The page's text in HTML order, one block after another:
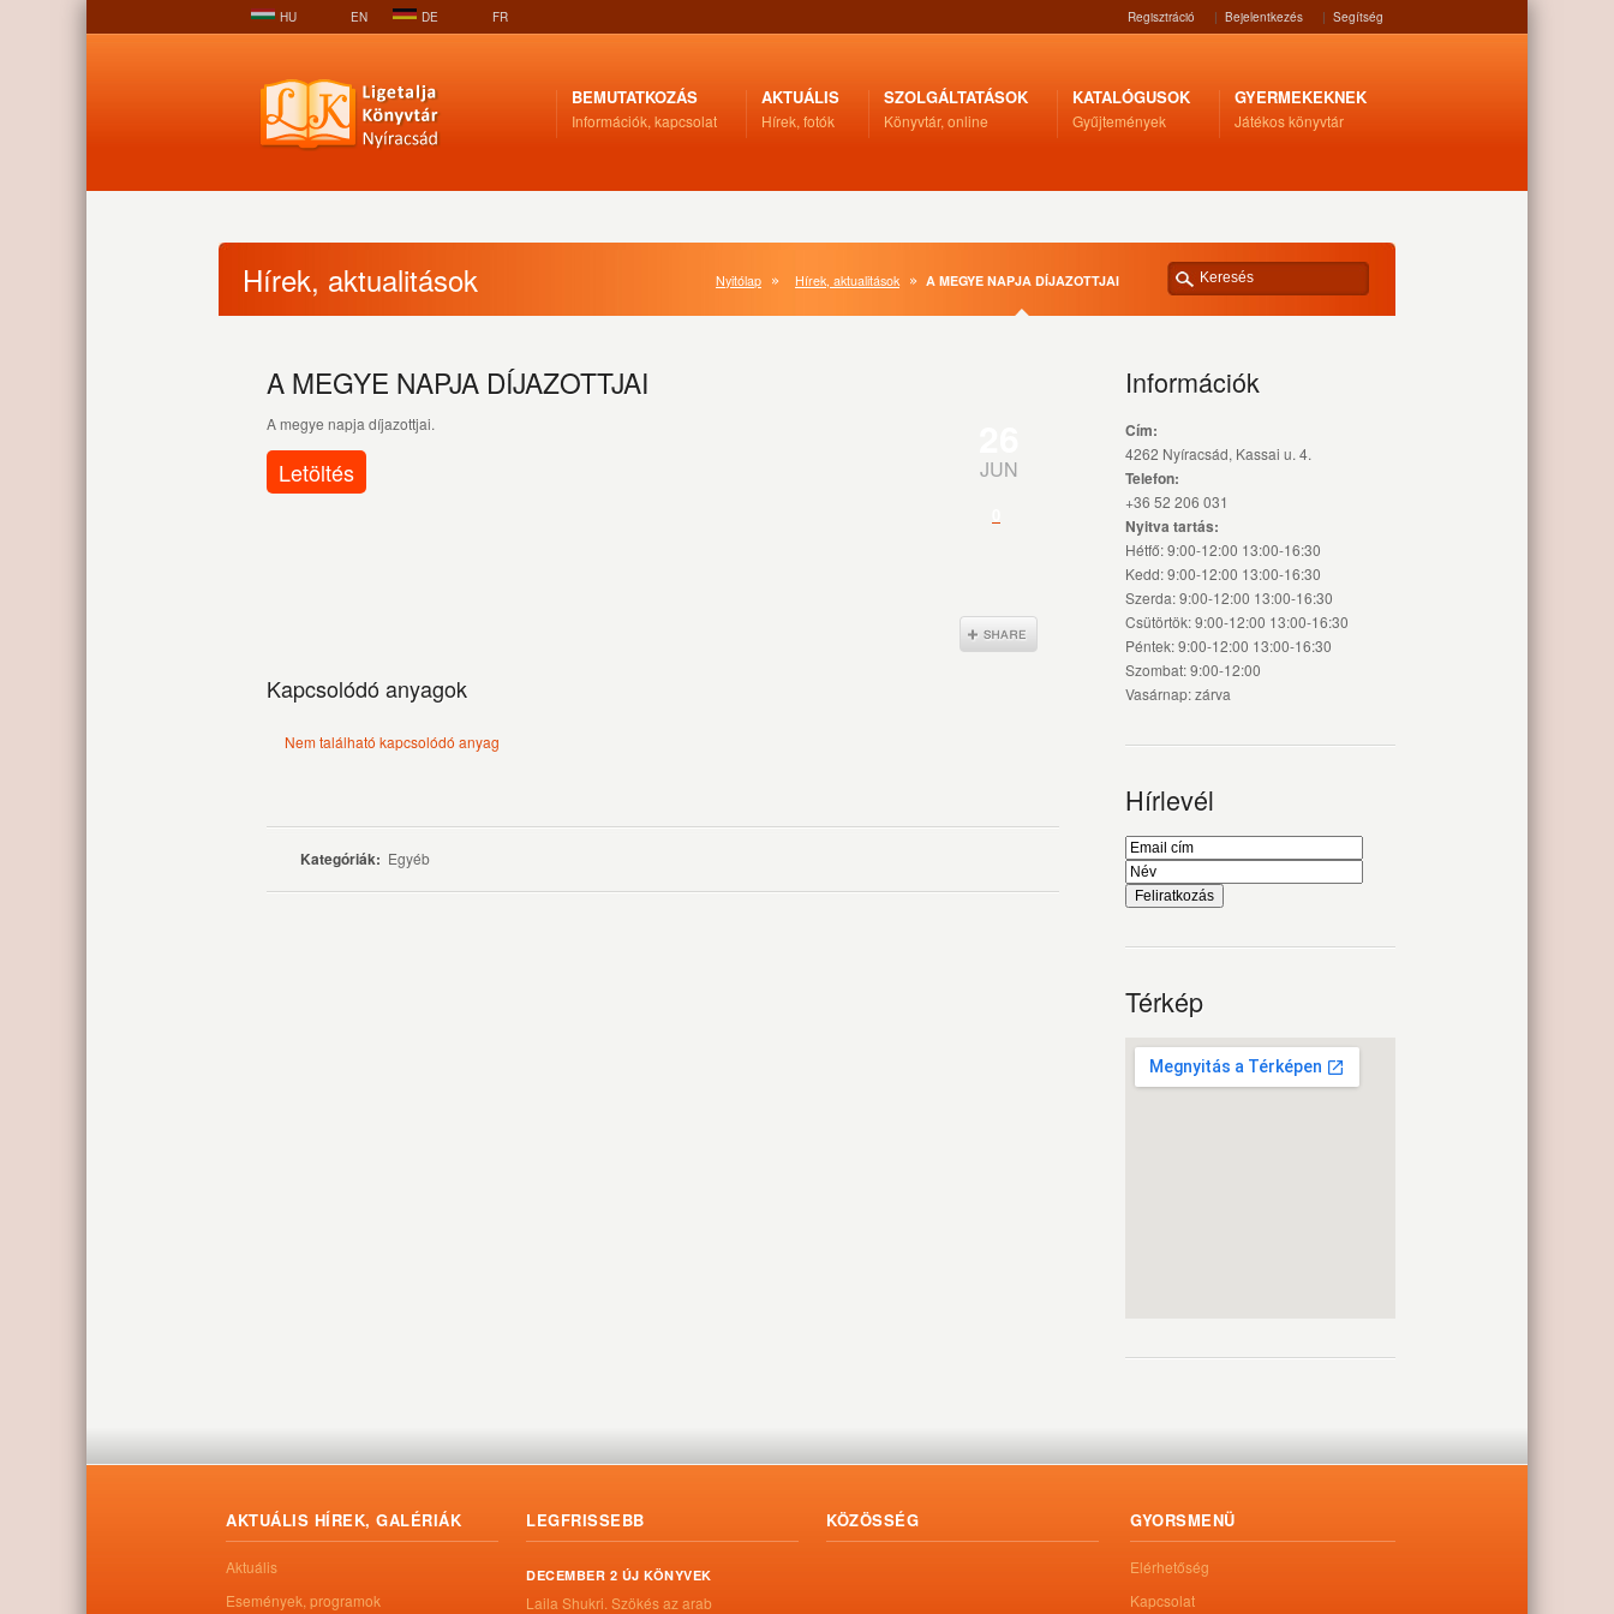
HU EN DE FR Regisztráció | Bejelentkezés | Segítség
BEMUTATKOZÁS
Információk, kapcsolat
AKTUÁLIS
Hírek, fotók
SZOLGÁLTATÁSOK
Könyvtár, online
KATALÓGUSOK
Gyűjtemények
GYERMEKEKNEK
Játékos könyvtár
Hírek, aktualitások Nyitólap Hírek, aktualitások A MEGYE NAPJA DÍJAZOTTJAI
A MEGYE NAPJA DÍJAZOTTJAI
A megye napja díjazottjai.
Letöltés JUN
Kapcsolódó anyagok
Nem található kapcsolódó anyag
Kategóriák: Egyéb
Információk
Cím:
4262 Nyíracsád, Kassai u. 4.
Telefon:
+36 52 206 031
Nyitva tartás:
Hétfő: 9:00-12:00 13:00-16:30
Kedd: 9:00-12:00 13:00-16:30
Szerda: 9:00-12:00 13:00-16:30
Csütörtök: 9:00-12:00 13:00-16:30
Péntek: 9:00-12:00 13:00-16:30
Szombat: 9:00-12:00
Vasárnap: zárva
Hírlevél
Térkép
AKTUÁLIS HÍREK, GALÉRIÁK
Aktuális
Események, programok
LEGFRISSEBB
DECEMBER 2 ÚJ KÖNYVEK
Laila Shukri. Szökés ​az arab
KÖZÖSSÉG GYORSMENÜ
Elérhetőség
Kapcsolat